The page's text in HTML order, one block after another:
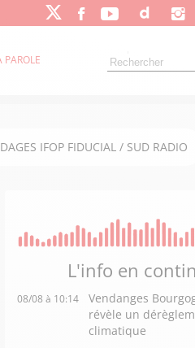
PAROLE
IFOP FIDUCIAL / SUD RADIO
L'info en
08/08 à 10:14
Vendanges
révèle un
climatique